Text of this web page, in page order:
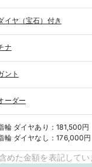
イヤ（宝石）付き
ナ
ント
ーダー
輪 ダイヤあり ：181,500円
輪 ダイヤなし ：176,000円
めた金額を表記してい